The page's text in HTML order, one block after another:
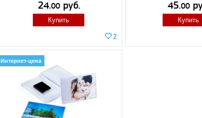
2
24.00руб.
Купить
45.00
Купить
Интернет-цена